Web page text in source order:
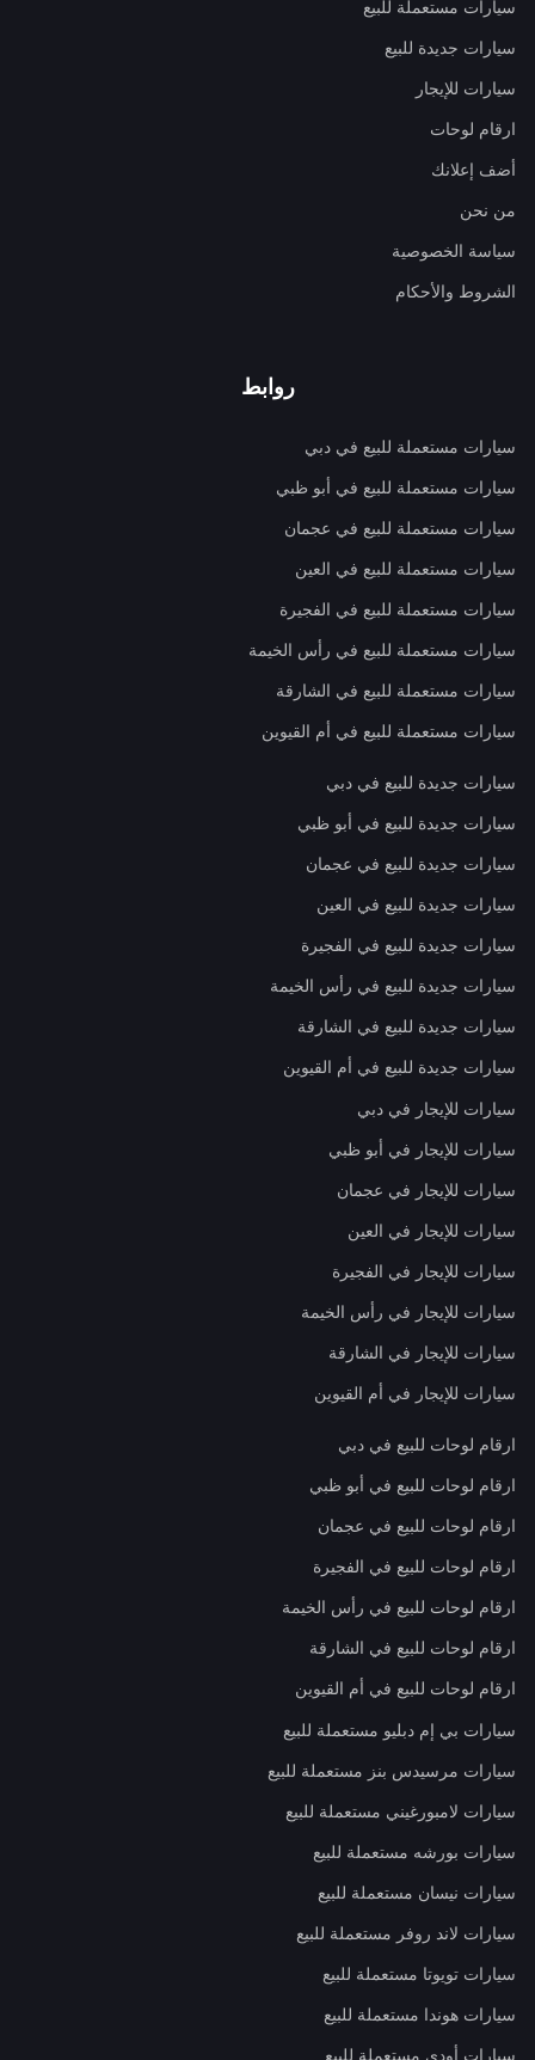
سيارات مستعملة للبيع
سيارات جديدة للبيع
سيارات للإيجار
ارقام لوحات
أضف إعلانك
من نحن
سياسة الخصوصية
الشروط والأحكام
روابط
سيارات مستعملة للبيع في دبي
سيارات مستعملة للبيع في أبو ظبي
سيارات مستعملة للبيع في عجمان
سيارات مستعملة للبيع في العين
سيارات مستعملة للبيع في الفجيرة
سيارات مستعملة للبيع في رأس الخيمة
سيارات مستعملة للبيع في الشارقة
سيارات مستعملة للبيع في أم القيوين
سيارات جديدة للبيع في دبي
سيارات جديدة للبيع في أبو ظبي
سيارات جديدة للبيع في عجمان
سيارات جديدة للبيع في العين
سيارات جديدة للبيع في الفجيرة
سيارات جديدة للبيع في رأس الخيمة
سيارات جديدة للبيع في الشارقة
سيارات جديدة للبيع في أم القيوين
سيارات للإيجار في دبي
سيارات للإيجار في أبو ظبي
سيارات للإيجار في عجمان
سيارات للإيجار في العين
سيارات للإيجار في الفجيرة
سيارات للإيجار في رأس الخيمة
سيارات للإيجار في الشارقة
سيارات للإيجار في أم القيوين
ارقام لوحات للبيع في دبي
ارقام لوحات للبيع في أبو ظبي
ارقام لوحات للبيع في عجمان
ارقام لوحات للبيع في الفجيرة
ارقام لوحات للبيع في رأس الخيمة
ارقام لوحات للبيع في الشارقة
ارقام لوحات للبيع في أم القيوين
سيارات بي إم دبليو مستعملة للبيع
سيارات مرسيدس بنز مستعملة للبيع
سيارات لامبورغيني مستعملة للبيع
سيارات بورشه مستعملة للبيع
سيارات نيسان مستعملة للبيع
سيارات لاند روفر مستعملة للبيع
سيارات تويوتا مستعملة للبيع
سيارات هوندا مستعملة للبيع
سيارات أودي مستعملة للبيع